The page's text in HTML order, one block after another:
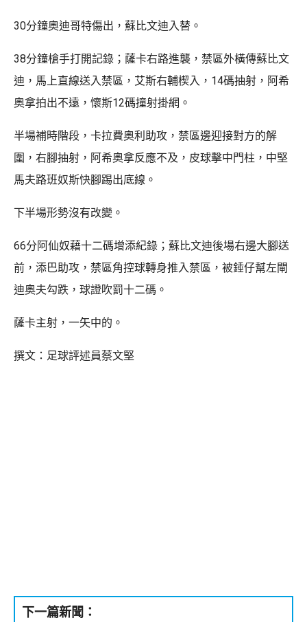
30分鐘奧迪哥特傷出，蘇比文迪入替。
38分鐘槍手打開記錄；薩卡右路進襲，禁區外橫傳蘇比文
迪，馬上直線送入禁區，艾斯右輔楔入，14碼抽射，阿希
奧拿拍出不遠，懷斯12碼撞射掛網。
半場補時階段，卡拉費奧利助攻，禁區邊迎接對方的解
圍，右腳抽射，阿希奧拿反應不及，皮球擊中門柱，中堅
馬夫路班奴斯快腳踢出底線。
下半場形勢沒有改變。
66分阿仙奴藉十二碼增添紀錄；蘇比文迪後場右邊大腳送
前，添巴助攻，禁區角控球轉身推入禁區，被錘仔幫左閘
迪奧夫勾跌，球證吹罰十二碼。
薩卡主射，一矢中的。
撰文：足球評述員蔡文堅
下一篇新聞：